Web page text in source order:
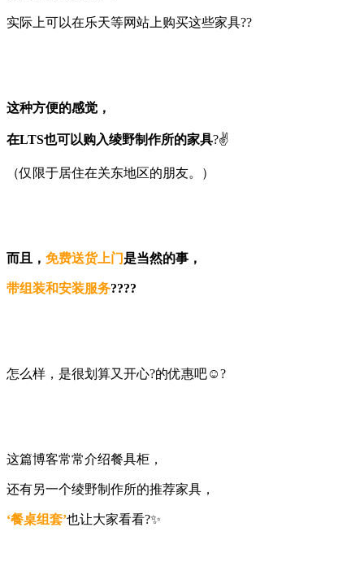
实际上可以在乐天等网站上购买这些家具??
这种方便的感觉，
在LTS也可以购入绫野制作所的家具?✌️
（仅限于居住在关东地区的朋友。）
而且， 免费送货上门是当然的事，
带组装和安装服务?‍???
怎么样，是很划算又开心?的优惠吧☺️?
这篇博客常常介绍餐具柜，
还有另一个绫野制作所的推荐家具，
‘餐桌组套’也让大家看看?✨